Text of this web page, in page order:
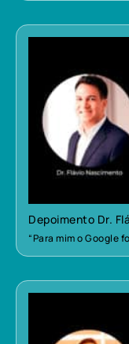
Depoimento Dr.
“Para mim o Google